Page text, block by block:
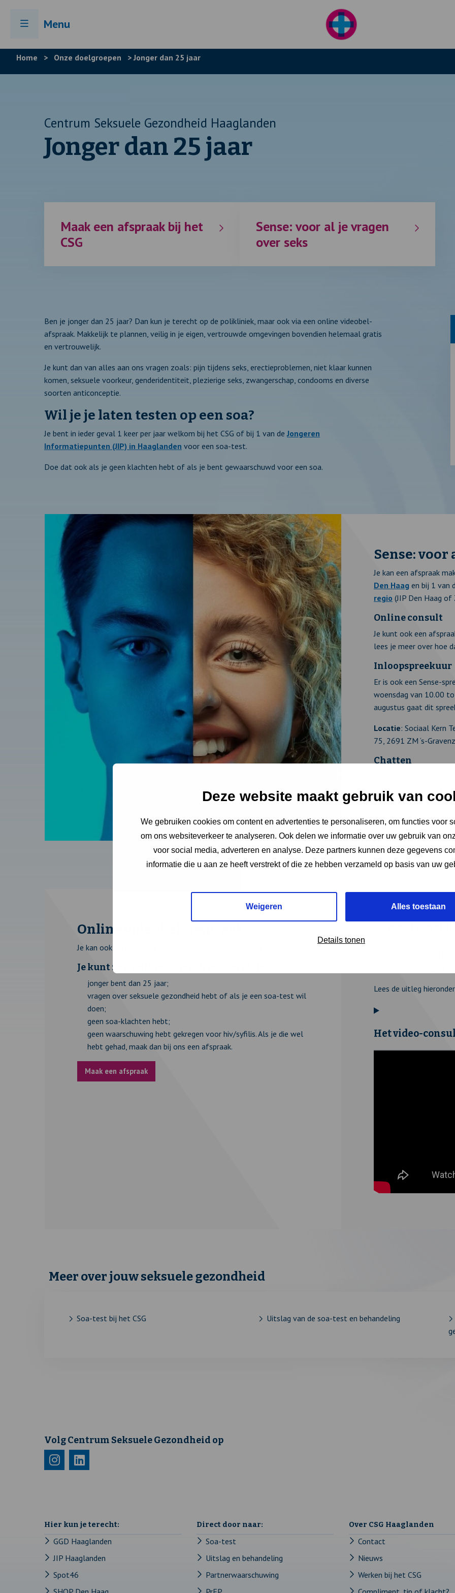
Deze website maakt gebruik van
We gebruiken cookies om content en advertenties te personaliseren, om functies voor
om ons websiteverkeer te analyseren. Ook delen we informatie over uw gebruik van
voor social media, adverteren en analyse. Deze partners kunnen deze gegevens
informatie die u aan ze heeft verstrekt of die ze hebben verzameld op basis van uw
Weigeren Alles toestaan
Details tonen
Menu
Home > Onze doelgroepen >Jonger dan 25 jaar
Centrum Seksuele Gezondheid Haaglanden
Jonger dan 25 jaar
Maak een afspraak bij het
CSG
Sense: voor al je vragen
over seks
Ben je jonger dan 25 jaar? Dan kun je terecht op de polikliniek, maar ook via een online videobel-
afspraak. Makkelijk te plannen, veilig in je eigen, vertrouwde omgevingen bovendien helemaal gratis
en vertrouwelijk.
Je kunt dan van alles aan ons vragen zoals: pijn tijdens seks, erectieproblemen, niet klaar kunnen
komen, seksuele voorkeur, genderidentiteit, plezierige seks, zwangerschap, condooms en diverse
soorten anticonceptie.
Wil je je laten testen op een soa?
Je bent in ieder geval 1 keer per jaar welkom bij het CSG of bij 1 van deJongeren
Informatiepunten (JIP) in Haaglanden voor een soa-test.
Doe dat ook als je geen klachten hebt of als je bent gewaarschuwd voor een soa.
Sense: voor
Je kan een afspraak
Den Haag en bij 1 van
regio (JIP Den Haag of
Online consult
Je kunt ook een
lees je meer over hoe
Inloopspreekuur
Er is ook een Sense-
woensdag van 10.00
augustus gaat dit
Locatie: Sociaal Kern
75, 2691 ZM ‘s-
Chatten
Liever chatten? Dat
de Sense website.
exacte tijden vind je op
Online videobel-afspraak
Je kan ook terecht bij ons via een online videobel-afspraak.
Je kunt zo’n online afspraak maken als je:
jonger bent dan 25 jaar;
vragen over seksuele gezondheid hebt of als je een soa-test wil
doen;
geen soa-klachten hebt;
geen waarschuwing hebt gekregen voor hiv/syfilis. Als je die wel
hebt gehad, maak dan bij ons een afspraak.
Maak een afspraak
Voor het
met camera nodig.
Lees de uitleg
Het video-
Meer over jouw seksuele gezondheid
Soa-test bij het CSG Uitslag van de soa-test en behandeling
Volg Centrum Seksuele Gezondheid op
Bezoek
pagina
Deze
in
een
nieuw
pagina
in
een
nieuw
Hier kun je terecht:
GGD Haaglanden
JIP Haaglanden
Spot46
Direct door naar:
Soa-test
Uitslag en behandeling
Partnerwaarschuwing
Over CSG Haaglanden
Contact
Nieuws
Werken bij het CSG